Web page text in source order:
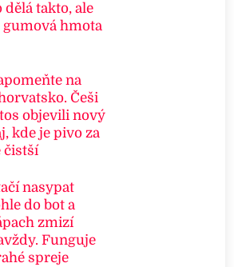
takto, ale
hmota
na
Češi
objevili nový
kde je pivo za
čistší
nasypat
do bot a
zmizí
Funguje
spreje